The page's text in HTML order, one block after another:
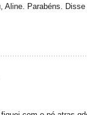
Aline. Parabéns. Disse